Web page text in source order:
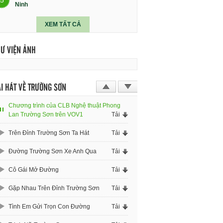
Ninh
XEM TẤT CẢ
VIỆN ẢNH
HÁT VỀ TRƯỜNG SƠN
Chương trình của CLB Nghệ thuật Phong
Lan Trường Sơn trên VOV1
Tải
Trên Đỉnh Trường Sơn Ta Hát Tải
Đường Trường Sơn Xe Anh Qua Tải
Cô Gái Mở Đường Tải
Gặp Nhau Trên Đỉnh Trường Sơn Tải
Tình Em Gửi Trọn Con Đường Tải